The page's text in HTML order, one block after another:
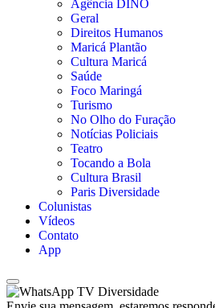
Agência DINO
Geral
Direitos Humanos
Maricá Plantão
Cultura Maricá
Saúde
Foco Maringá
Turismo
No Olho do Furação
Notícias Policiais
Teatro
Tocando a Bola
Cultura Brasil
Paris Diversidade
Colunistas
Vídeos
Contato
App
TV Diversidade